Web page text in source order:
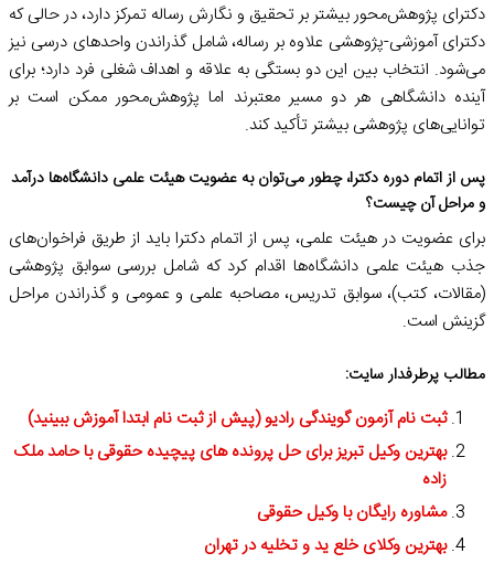
دکترای پژوهش‌محور بیشتر بر تحقیق و نگارش رساله تمرکز دارد، در حالی که
دکترای آموزشی-پژوهشی علاوه بر رساله، شامل گذراندن واحدهای درسی نیز
می‌شود. انتخاب بین این دو بستگی به علاقه و اهداف شغلی فرد دارد؛ برای
آینده دانشگاهی هر دو مسیر معتبرند اما پژوهش‌محور ممکن است بر
توانایی‌های پژوهشی بیشتر تأکید کند.
پس از اتمام دوره دکترا، چطور می‌توان به عضویت هیئت علمی دانشگاه‌ها درآمد
و مراحل آن چیست؟
برای عضویت در هیئت علمی، پس از اتمام دکترا باید از طریق فراخوان‌های
جذب هیئت علمی دانشگاه‌ها اقدام کرد که شامل بررسی سوابق پژوهشی
(مقالات، کتب)، سوابق تدریس، مصاحبه علمی و عمومی و گذراندن مراحل
گزینش است.
مطالب پرطرفدار سایت:
ثبت نام آزمون گویندگی رادیو (پیش از ثبت نام ابتدا آموزش ببینید)
بهترین وکیل تبریز برای حل پرونده های پیچیده حقوقی با حامد ملک
زاده
مشاوره رایگان با وکیل حقوقی
بهترین وکلای خلع ید و تخلیه در تهران